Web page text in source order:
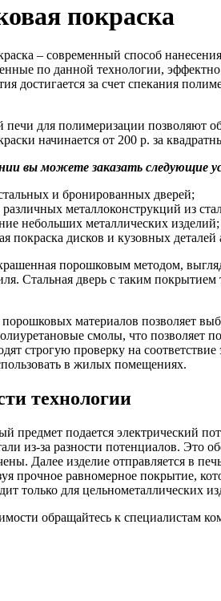
покраска
– современный способ
по данной технологии,
достигается за счет спекания
для полимеризации позволяют
начинается от 200 р. за
вы можете заказать следующие
и бронированных дверей;
различных металлоконструкций из
небольших металлических изделий;
покраска дисков и кузовных деталей
порошковым методом,
Стальная дверь с таким
материалов позволяет
смолы, что позволяет
строгую проверку на
в жилых помещениях.
технологии
предмет подается электрический
из-за разности потенциалов. Это
Далее изделие отправляется в
прочное равномерное покрытие,
только для цельнометаллических
обращайтесь к специалистам